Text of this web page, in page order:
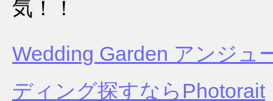
気！！
Wedding Garden アンジュ
ディング探すならPhotorait